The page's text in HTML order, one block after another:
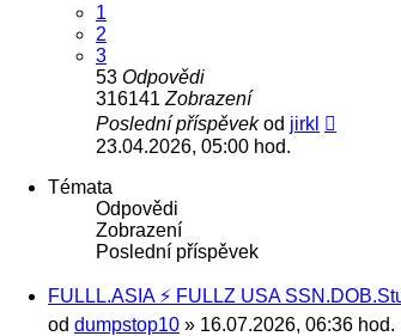
1
2
3
53 Odpovědi
316141 Zobrazení
Poslední příspěvekod jirkl
23.04.2026, 05:00 hod.
Témata
Odpovědi
Zobrazení
Poslední příspěvek
FULLL.ASIA ⚡ FULLZ USA
od dumpstop10 » 16.07.2026, 06:36 hod.